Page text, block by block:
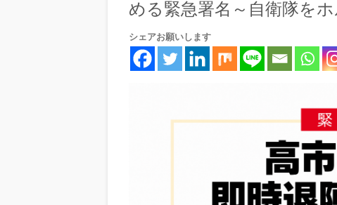
める緊急署名～自衛隊を
シェアお願いします